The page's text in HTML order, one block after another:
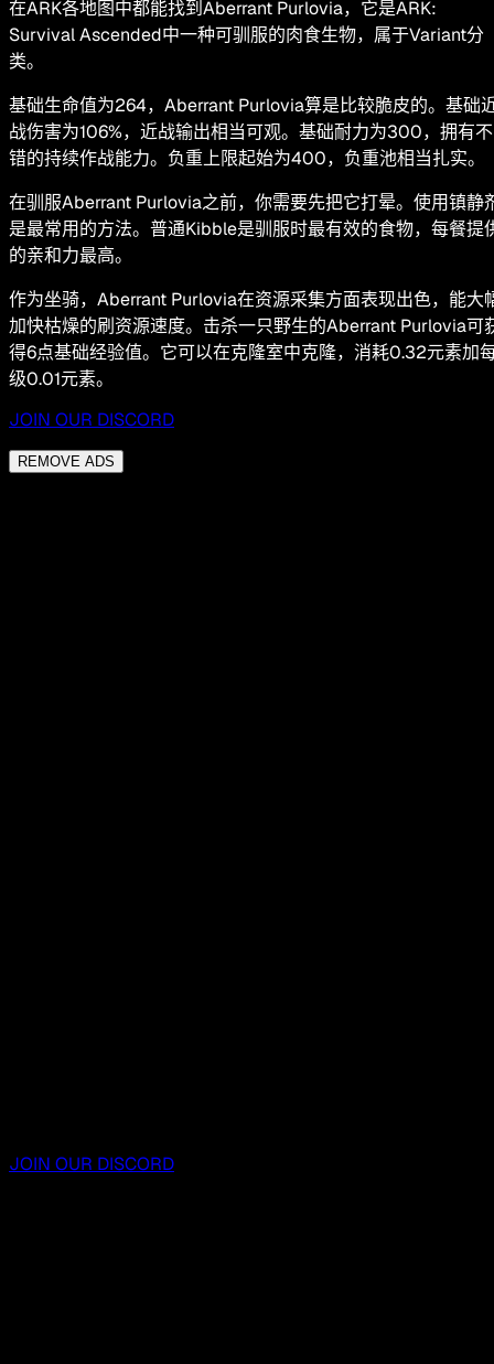
在ARK各地图中都能找到Aberrant Purlovia，它是ARK:
Survival Ascended中一种可驯服的肉食生物，属于Variant分
类。
基础生命值为264，Aberrant Purlovia算是比较脆皮的。基础
战伤害为106%，近战输出相当可观。基础耐力为300，拥有不
错的持续作战能力。负重上限起始为400，负重池相当扎实。
在驯服Aberrant Purlovia之前，你需要先把它打晕。使用镇静
是最常用的方法。普通Kibble是驯服时最有效的食物，每餐提
的亲和力最高。
作为坐骑，Aberrant Purlovia在资源采集方面表现出色，能大
加快枯燥的刷资源速度。击杀一只野生的Aberrant Purlovia可
得6点基础经验值。它可以在克隆室中克隆，消耗0.32元素加
级0.01元素。
JOIN OUR DISCORD
REMOVE ADS
JOIN OUR DISCORD